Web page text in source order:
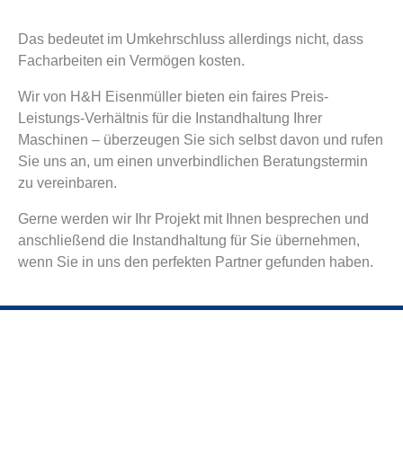
Das bedeutet im Umkehrschluss allerdings nicht, dass
Facharbeiten ein Vermögen kosten.
Wir von H&H Eisenmüller bieten ein faires Preis-
Leistungs-Verhältnis für die Instandhaltung Ihrer
Maschinen – überzeugen Sie sich selbst davon und rufen
Sie uns an, um einen unverbindlichen Beratungstermin
zu vereinbaren.
Gerne werden wir Ihr Projekt mit Ihnen besprechen und
anschließend die Instandhaltung für Sie übernehmen,
wenn Sie in uns den perfekten Partner gefunden haben.